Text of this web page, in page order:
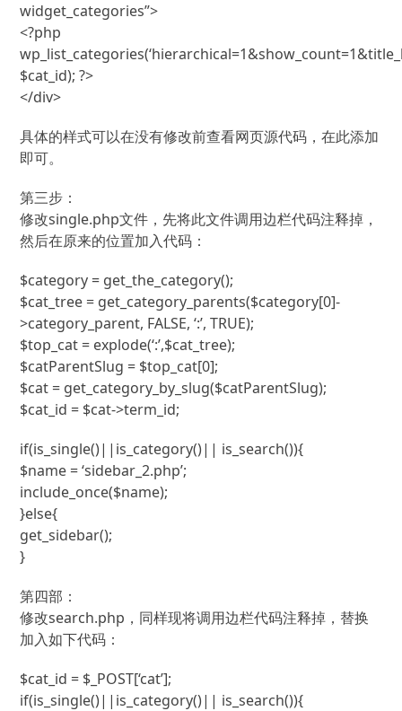
widget_categories”>
<?php
$cat_id); ?>
</div>
具体的样式可以在没有修改前查看网页源代码，在此添加
即可。
第三步：
修改single.php文件，先将此文件调用边栏代码注释掉，
然后在原来的位置加入代码：
$category = get_the_category();
$cat_tree = get_category_parents($category[0]-
>category_parent, FALSE, ‘:’, TRUE);
$top_cat = explode(‘:’,$cat_tree);
$catParentSlug = $top_cat[0];
$cat = get_category_by_slug($catParentSlug);
$cat_id = $cat->term_id;
if(is_single()||is_category()|| is_search()){
$name = ‘sidebar_2.php’;
include_once($name);
}else{
get_sidebar();
}
第四部：
修改search.php，同样现将调用边栏代码注释掉，替换
加入如下代码：
$cat_id = $_POST[‘cat’];
if(is_single()||is_category()|| is_search()){